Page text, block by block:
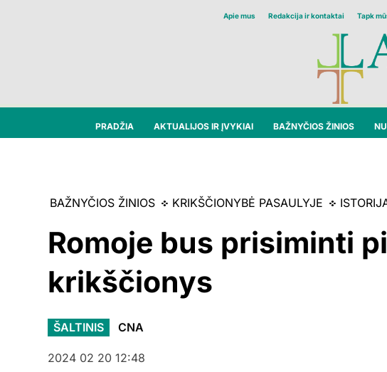
Apie mus Redakcija ir kontaktai Tapk
PRADŽIA AKTUALIJOS IR ĮVYKIAI BAŽNYČIOS ŽINIOS
BAŽNYČIOS ŽINIOS KRIKŠČIONYBĖ PASAULYJE
Romoje bus prisiminti
krikščionys
ŠALTINIS CNA
2024 02 20 12:48